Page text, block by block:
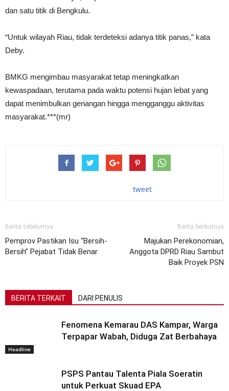
dan satu titik di Bengkulu.
“Untuk wilayah Riau, tidak terdeteksi adanya titik panas,” kata
Deby.
BMKG mengimbau masyarakat tetap meningkatkan
kewaspadaan, terutama pada waktu potensi hujan lebat yang
dapat menimbulkan genangan hingga mengganggu aktivitas
masyarakat.***(mr)
tweet
Berita sebelumya
Pemprov Pastikan Isu “Bersih-
Bersih” Pejabat Tidak Benar
Berita berikutnya
Majukan Perekonomian,
Anggota DPRD Riau Sambut
Baik Proyek PSN
BERITA TERKAIT DARI PENULIS
Headline
Fenomena Kemarau DAS Kampar, Warga
Terpapar Wabah, Diduga Zat Berbahaya
PSPS Pantau Talenta Piala Soeratin
untuk Perkuat Skuad EPA